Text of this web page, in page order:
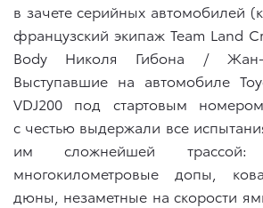
в зачете серийных автомобилей
французский экипаж Team Land
Body Николя Гибона / Жан-
Выступавшие на автомобиле
VDJ200 под стартовым
с честью выдержали все
им сложнейшей трассой:
многокилометровые допы,
дюны, незаметные на скорости